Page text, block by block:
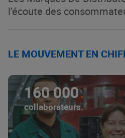
l’écoute des
LE MOUVEMENT EN
160 000
collaborateurs.